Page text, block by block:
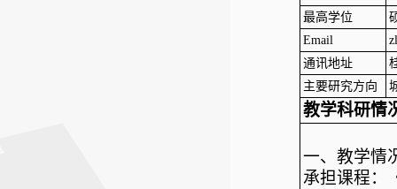
最高学位
Email
通讯地址
主要研究方向
教学科研情
一、教学情
承担课程：